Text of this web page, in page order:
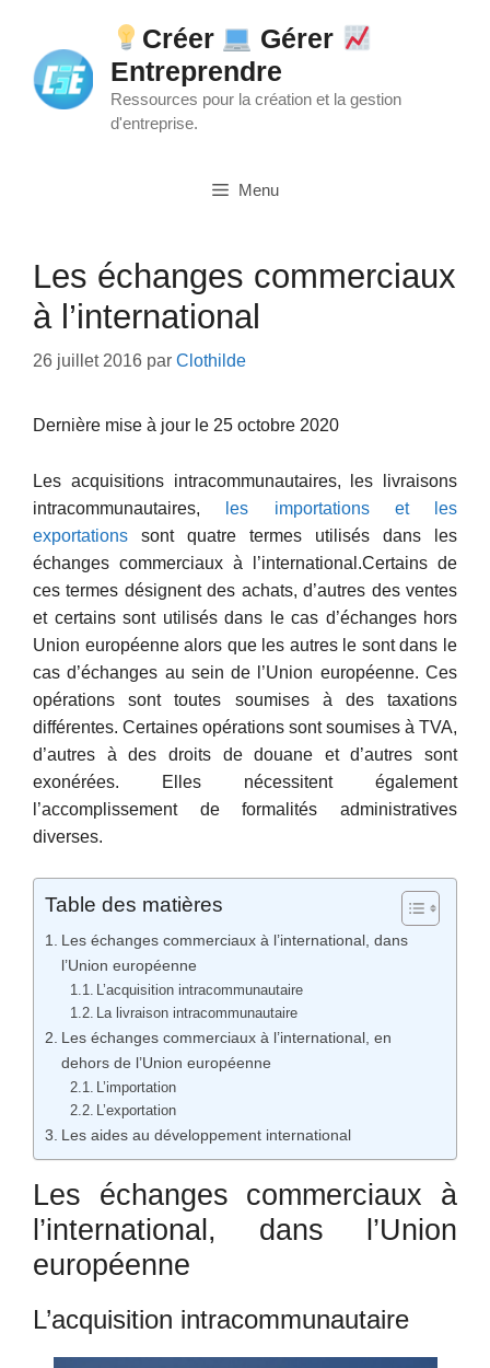
contenu
Créer
Gérer
Entreprendre
Ressources pour la création et la gestion
d'entreprise.
Menu
Les échanges commerciaux
à l’international
26 juillet 2016 par Clothilde
Dernière mise à jour le 25 octobre 2020
Les acquisitions intracommunautaires, les livraisons
intracommunautaires,
les importations et les
exportations sont quatre termes utilisés dans les
échanges commerciaux à l’international.Certains de
ces termes désignent des achats, d’autres des ventes
et certains sont utilisés dans le cas d’échanges hors
Union européenne alors que les autres le sont dans le
cas d’échanges au sein de l’Union européenne. Ces
opérations sont toutes soumises à des taxations
différentes. Certaines opérations sont soumises à TVA,
d’autres à des droits de douane et d’autres sont
exonérées. Elles nécessitent également
l’accomplissement de formalités administratives
diverses.
Table des matières
Les échanges commerciaux à l’international, dans
l’Union européenne
L’acquisition intracommunautaire
La livraison intracommunautaire
Les échanges commerciaux à l’international, en
dehors de l’Union européenne
L’importation
L’exportation
Les aides au développement international
Les échanges commerciaux à
l’international, dans l’Union
européenne
L’acquisition intracommunautaire